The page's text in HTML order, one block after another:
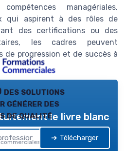
managériales,
qui aspirent à des rôles de
des certifications ou des
les cadres peuvent
de progression et de succès à
des solutions
générer des
de qualité
commerciales — 2026
le livre blanc
➔ Télécharger